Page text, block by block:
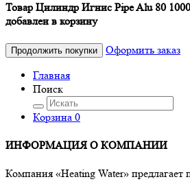
Товар Цилиндр Игнис Pipe Alu 80
добавлен в корзину
Продолжить покупки
Оформить заказ
Главная
Поиск
Корзина 0
ИНФОРМАЦИЯ О КОМПАНИИ
Компания «Heating Water» предлагает